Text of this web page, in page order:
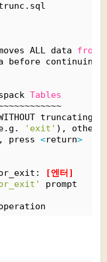
ALL data from
before continuing.
Tables
truncating
'exit' ),
press <return>
[엔터]
prompt